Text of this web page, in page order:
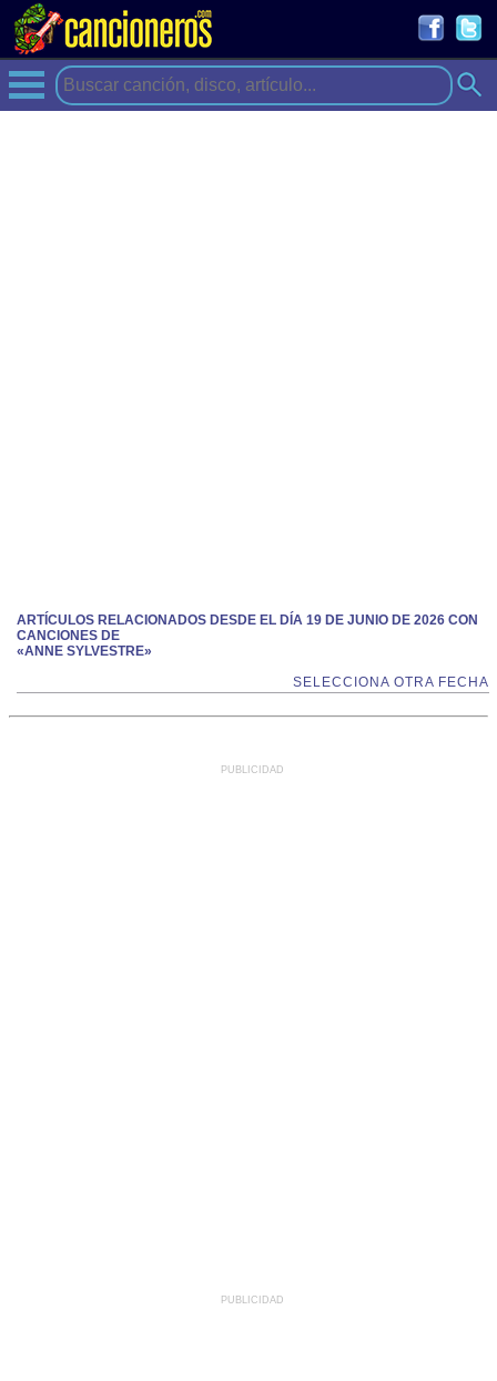
ARTÍCULOS RELACIONADOS DESDE EL DÍA 19 DE JUNIO DE 2026 CON
CANCIONES DE
«ANNE SYLVESTRE»
SELECCIONA OTRA FECHA
PUBLICIDAD
PUBLICIDAD